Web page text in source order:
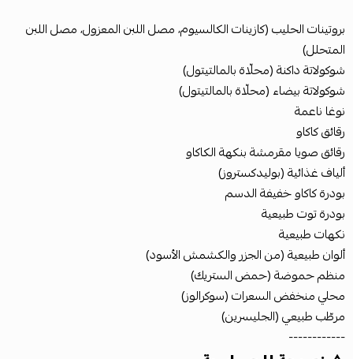
بروتينات الحليب (كازينات الكالسيوم، مصل اللبن المعزول، مصل اللبن
المتحلل)
شوكولاتة داكنة (محلّاة بالمالتيتول)
شوكولاتة بيضاء (محلّاة بالمالتيتول)
نوغا ناعمة
رقائق كاكاو
رقائق صويا مقرمشة بنكهة الكاكاو
ألياف غذائية (بوليدكستروز)
بودرة كاكاو خفيفة الدسم
بودرة توت طبيعية
نكهات طبيعية
ألوان طبيعية (من الجزر والكشمش الأسود)
منظم حموضة (حمض الستريك)
محلي منخفض السعرات (سوكرالوز)
مرطّب طبيعي (الجليسرين)
------------